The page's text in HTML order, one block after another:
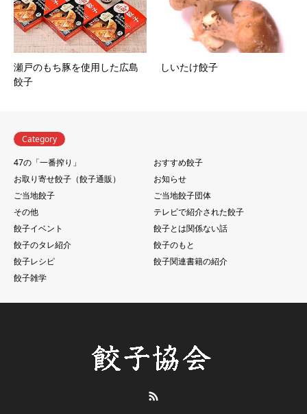
瀬戸のもち豚を使用した広島
餃子
しいたけ餃子
Category
47の「一番搾り」
おすすめ餃子
お取り寄せ餃子（餃子通販）
お知らせ
ご当地餃子
ご当地餃子団体
その他
テレビで紹介された餃子
餃子イベント
餃子とは関係ない話
餃子のタレ紹介
餃子のもと
餃子レシピ
餃子関連書籍の紹介
餃子雑学